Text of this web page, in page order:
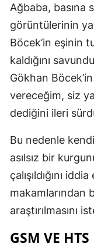
Ağbaba, basına
görüntülerinin
Böcek’in eşinin
kaldığını
Gökhan
vereceğim, siz
dediğini ileri
Bu nedenle
asılsız bir
çalışıldığını
makamlarından
araştırılmasını
GSM VE